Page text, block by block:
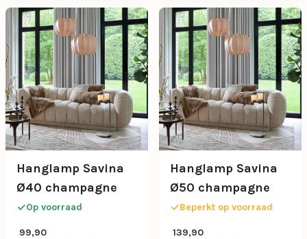
Hanglamp Savina
Ø40 champagne
Op voorraad
99,90
Hanglamp Savina
Ø50 champagne
Beperkt op voorraad
139,90